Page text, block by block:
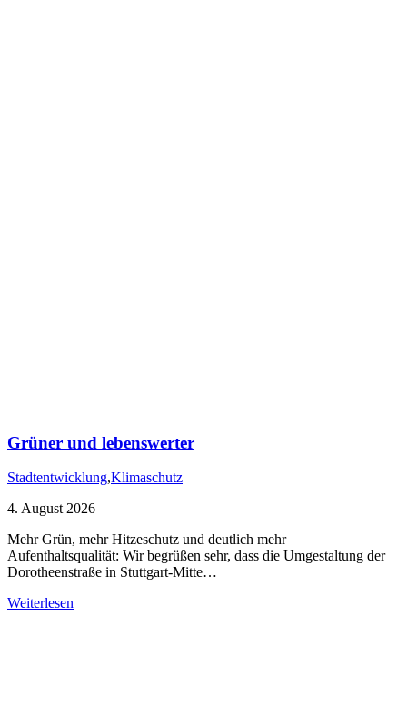
Grüner und lebenswerter
Stadtentwicklung,Klimaschutz
4. August 2026
Mehr Grün, mehr Hitzeschutz und deutlich mehr
Aufenthaltsqualität: Wir begrüßen sehr, dass die Umgestaltung der
Dorotheenstraße in Stuttgart-Mitte…
Weiterlesen